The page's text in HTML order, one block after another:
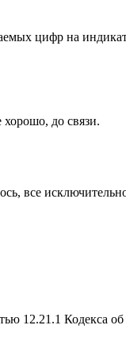
цифр на
до связи.
все
12.21.1 Кодекса